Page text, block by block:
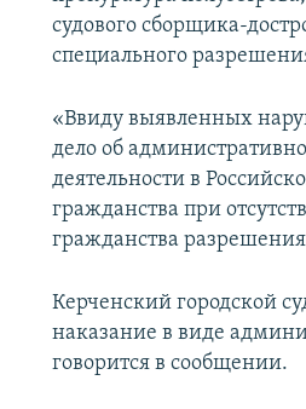
судового сборщика-
специального
«Ввиду выявленных
дело об
деятельности в
гражданства при
гражданства
Керченский городской
наказание в виде
говорится в сообщении.